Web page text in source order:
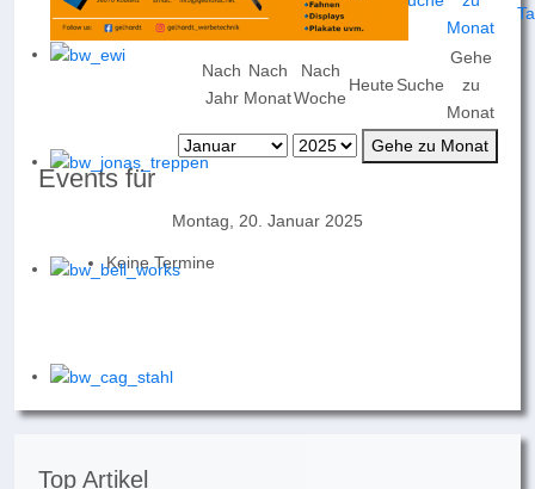
Nach
Jahr
Nach
Monat
Nach
Woche
Heute Suche
Gehe
zu
Monat
Gehe zu Monat
Events für
Montag, 20. Januar 2025
Keine Termine
Top Artikel